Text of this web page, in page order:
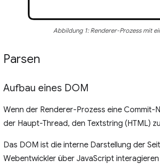
Abbildung 1: Renderer-Prozess mit
Parsen
Aufbau eines DOM
Wenn der Renderer-Prozess eine
der Haupt-Thread, den Textstring (HTML)
Das DOM ist die interne Darstellung der
Webentwickler über JavaScript